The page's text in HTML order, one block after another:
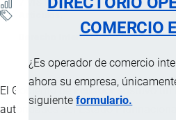
COMERCIO
¿Es operador de comercio
ahora su empresa,
siguienteformulario.
7 VISTAS
Derecho Internacional
El Gobierno de Ecuador
sostuvo un
autoridades del Estado